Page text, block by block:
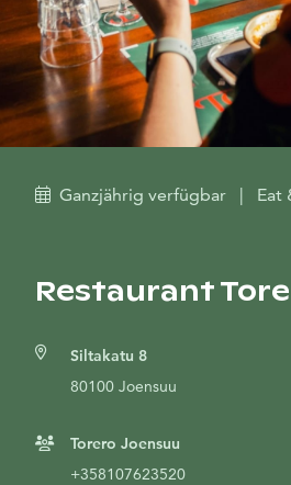
Ganzjährig verfügbar | Eat
Restaurant
Siltakatu 8
80100 Joensuu
Torero Joensuu
+358107623520